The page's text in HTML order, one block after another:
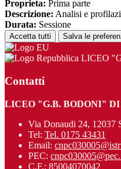
Proprieta: Prima parte
Descrizione: Analisi e
Durata: Sessione
Accetta tutti Salva le
LICEO
Contatti
LICEO "G.B. BODONI"
Via Donaudi 24, 12037
Tel: Tel. 0175 43431
Email:
PEC:
C.F.: 85004070042